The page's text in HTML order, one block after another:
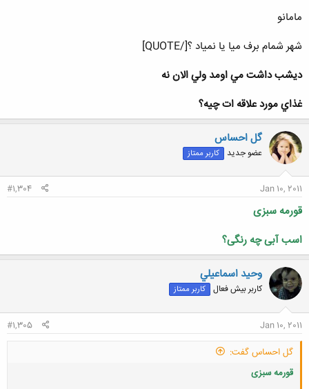
مامانو
شهر شمام برف میا یا نمیاد ؟[/QUOTE]
ديشب داشت مي اومد ولي الان نه
غذاي مورد علاقه ات چيه؟
گل احساس
عضو جدید کاربر ممتاز
Jan 10, 2011
#1,304
قورمه سبزی
اسب آبی چه رنگی؟
وحيد اسماعيلي
کاربر بیش فعال کاربر ممتاز
Jan 10, 2011
#1,305
گل احساس گفت:
قورمه سبزی